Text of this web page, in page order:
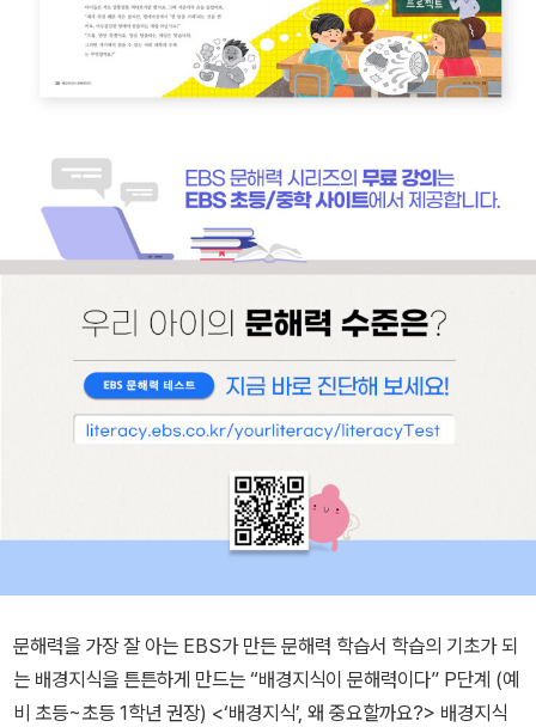
문해력을 가장 잘 아는 EBS가 만든 문해력 학습서 학습의 기초가 되
는 배경지식을 튼튼하게 만드는 “배경지식이 문해력이다” P단계 (예
비 초등~초등 1학년 권장) <‘배경지식’, 왜 중요할까요?> 배경지식